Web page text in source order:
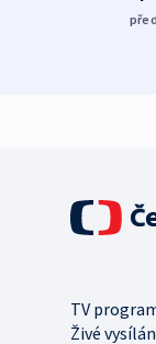
TV
Živé